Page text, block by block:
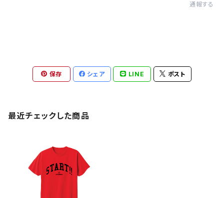
通報する
保存 シェア LINE ポスト
最近チェックした商品